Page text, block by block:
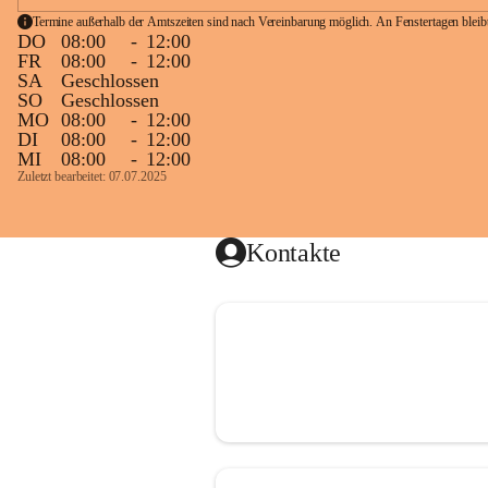
Termine außerhalb der Amtszeiten sind nach Vereinbarung möglich. An Fenstertagen
DO 08:00 - 12:00
FR
08:00 - 12:00
SA
Geschlossen
SO
Geschlossen
MO 08:00 - 12:00
DI
08:00 - 12:00
MI
08:00 - 12:00
Zuletzt bearbeitet: 07.07.2025
Kontakte